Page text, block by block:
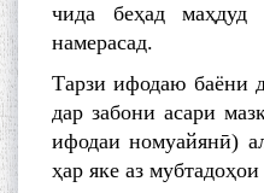
чида беҳад маҳдуд
намерасад.
Тарзи ифодаю баёни
дар забони асари
ифодаи номуайянӣ)
ҳар яке аз